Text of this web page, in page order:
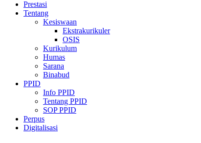
Prestasi
Tentang
Kesiswaan
Ekstrakurikuler
OSIS
Kurikulum
Humas
Sarana
Binabud
PPID
Info PPID
Tentang PPID
SOP PPID
Perpus
Digitalisasi